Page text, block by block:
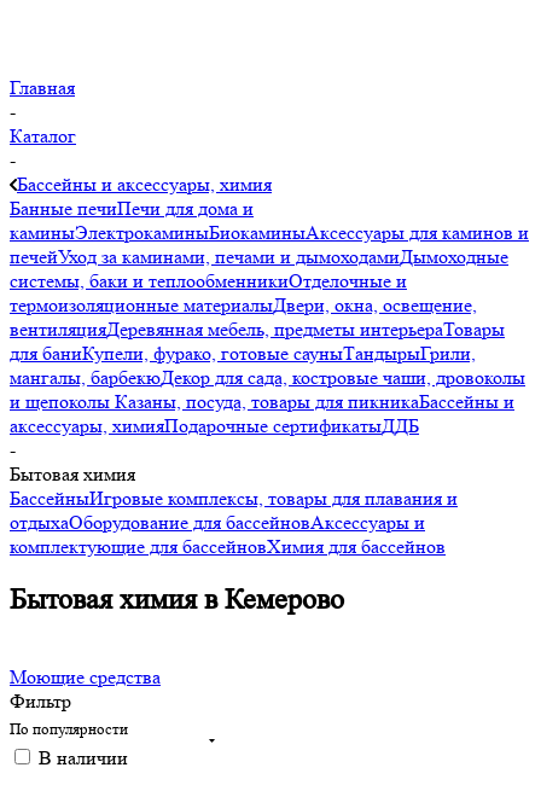
Главная
-
Каталог
-
Бассейны и аксессуары, химия
Банные печиПечи для дома и
каминыЭлектрокаминыБиокаминыАксессуары для каминов и
печейУход за каминами, печами и дымоходамиДымоходные
системы, баки и теплообменникиОтделочные и
термоизоляционные материалыДвери, окна, освещение,
вентиляцияДеревянная мебель, предметы интерьераТовары
для баниКупели, фурако, готовые сауныТандырыГрили,
мангалы, барбекюДекор для сада, костровые чаши, дровоколы
и щепоколы Казаны, посуда, товары для пикникаБассейны и
аксессуары, химияПодарочные сертификатыДДБ
-
Бытовая химия
БассейныИгровые комплексы, товары для плавания и
отдыхаОборудование для бассейновАксессуары и
комплектующие для бассейновХимия для бассейнов
Бытовая химия в Кемерово
Моющие средства
Фильтр
По популярности
В наличии